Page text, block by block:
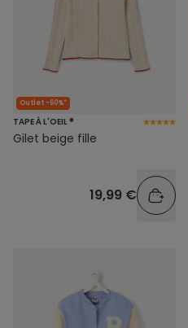
Outlet -60%*
TAPE À L'OEIL ®
Gilet beige fille
19,99 €